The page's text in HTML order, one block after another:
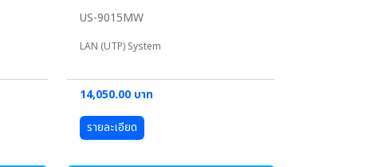
US-9015MW
LAN (UTP) System
14,050.00 บาท
รายละเอียด